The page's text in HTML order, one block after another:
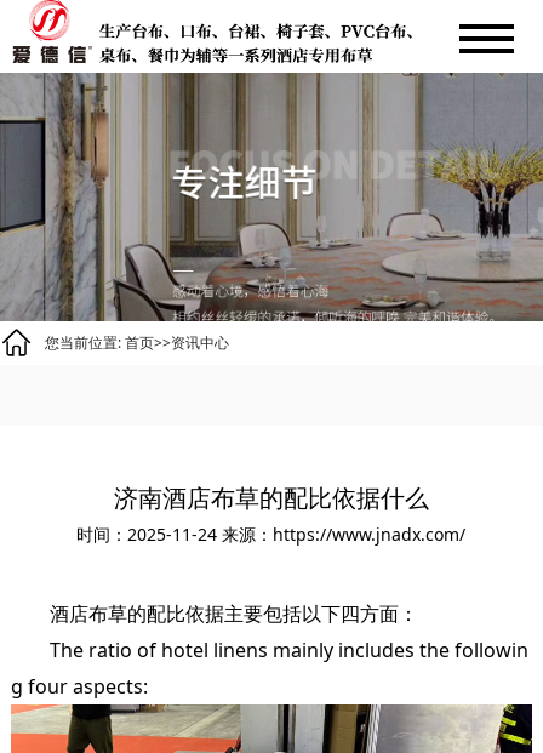
您当前位置:首页>>资讯中心
济南酒店布草的配比依据什么
时间：2025-11-24来源：https://www.jnadx.com/
酒店布草的配比依据主要包括以下四方面：
The ratio of hotel linens mainly includes the followin
g four aspects: